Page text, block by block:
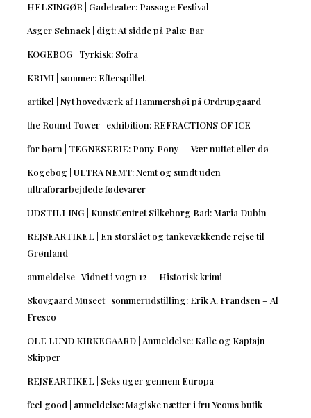
HELSINGØR | Gadeteater: Passage Festival
Asger Schnack | digt: At sidde på Palæ Bar
KOGEBOG | Tyrkisk: Sofra
KRIMI | sommer: Efterspillet
artikel | Nyt hovedværk af Hammershøi på Ordrupgaard
the Round Tower | exhibition: REFRACTIONS OF ICE
for børn | TEGNESERIE: Pony Pony — Vær nuttet eller dø
Kogebog | ULTRA NEMT: Nemt og sundt uden
ultraforarbejdede fødevarer
UDSTILLING | KunstCentret Silkeborg Bad: Maria Dubin
REJSEARTIKEL | En storslået og tankevækkende rejse til
Grønland
anmeldelse | Vidnet i vogn 12 — Historisk krimi
Skovgaard Museet | sommerudstilling: Erik A. Frandsen – Al
Fresco
OLE LUND KIRKEGAARD | Anmeldelse: Kalle og Kaptajn
Skipper
REJSEARTIKEL | Seks uger gennem Europa
feel good | anmeldelse: Magiske nætter i fru Yeoms butik